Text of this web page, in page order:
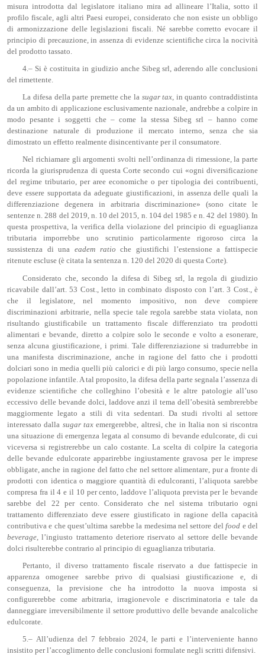
misura introdotta dal legislatore italiano mira ad allineare l’Italia, sotto il
profilo fiscale, agli altri Paesi europei, considerato che non esiste un obbligo
di armonizzazione delle legislazioni fiscali. Né sarebbe corretto evocare il
principio di precauzione, in assenza di evidenze scientifiche circa la nocività
del prodotto tassato.
4.– Si è costituita in giudizio anche Sibeg srl, aderendo alle conclusioni
del rimettente.
La difesa della parte premette che la sugartax, in quanto contraddistinta
da un ambito di applicazione esclusivamente nazionale, andrebbe a colpire in
modo pesante i soggetti che – come la stessa Sibeg srl – hanno come
destinazione naturale di produzione il mercato interno, senza che sia
dimostrato un effetto realmente disincentivante per il consumatore.
Nel richiamare gli argomenti svolti nell’ordinanza di rimessione, la parte
ricorda la giurisprudenza di questa Corte secondo cui «ogni diversificazione
del regime tributario, per aree economiche o per tipologia dei contribuenti,
deve essere supportata da adeguate giustificazioni, in assenza delle quali la
differenziazione degenera in arbitraria discriminazione» (sono citate le
sentenze n. 288 del 2019, n. 10 del 2015, n. 104 del 1985 e n. 42 del 1980). In
questa prospettiva, la verifica della violazione del principio di eguaglianza
tributaria imporrebbe uno scrutinio particolarmente rigoroso circa la
sussistenza di una eadem ratio che giustifichi l’estensione a fattispecie
ritenute escluse (è citata la sentenza n. 120 del 2020 di questa Corte).
Considerato che, secondo la difesa di Sibeg srl, la regola di giudizio
ricavabile dall’art. 53 Cost., letto in combinato disposto con l’art. 3 Cost., è
che il legislatore, nel momento impositivo, non deve compiere
discriminazioni arbitrarie, nella specie tale regola sarebbe stata violata, non
risultando giustificabile un trattamento fiscale differenziato tra prodotti
alimentari e bevande, diretto a colpire solo le seconde e volto a esonerare,
senza alcuna giustificazione, i primi. Tale differenziazione si tradurrebbe in
una manifesta discriminazione, anche in ragione del fatto che i prodotti
dolciari sono in media quelli più calorici e di più largo consumo, specie nella
popolazione infantile. A tal proposito, la difesa della parte segnala l’assenza di
evidenze scientifiche che colleghino l’obesità e le altre patologie all’uso
eccessivo delle bevande dolci, laddove anzi il tema dell’obesità sembrerebbe
maggiormente legato a stili di vita sedentari. Da studi rivolti al settore
interessato dalla sugartax emergerebbe, altresì, che in Italia non si riscontra
una situazione di emergenza legata al consumo di bevande edulcorate, di cui
viceversa si registrerebbe un calo costante. La scelta di colpire la categoria
delle bevande edulcorate apparirebbe ingiustamente gravosa per le imprese
obbligate, anche in ragione del fatto che nel settore alimentare, pur a fronte di
prodotti con identica o maggiore quantità di edulcoranti, l’aliquota sarebbe
compresa fra il 4 e il 10 per cento, laddove l’aliquota prevista per le bevande
sarebbe del 22 per cento. Considerato che nel sistema tributario ogni
trattamento differenziato deve essere giustificato in ragione della capacità
contributiva e che quest’ultima sarebbe la medesima nel settore delfood e del
beverage , l’ingiusto trattamento deteriore riservato al settore delle bevande
dolci risulterebbe contrario al principio di eguaglianza tributaria.
Pertanto, il diverso trattamento fiscale riservato a due fattispecie in
apparenza omogenee sarebbe privo di qualsiasi giustificazione e, di
conseguenza, la previsione che ha introdotto la nuova imposta si
configurerebbe come arbitraria, irragionevole e discriminatoria e tale da
danneggiare irreversibilmente il settore produttivo delle bevande analcoliche
edulcorate.
5.– All’udienza del 7 febbraio 2024, le parti e l’interveniente hanno
insistito per l’accoglimento delle conclusioni formulate negli scritti difensivi.